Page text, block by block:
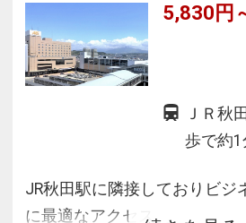
5,830円
ＪＲ秋
歩で約1
JR秋田駅に隣接しておりビジ
に最適なアクセス。